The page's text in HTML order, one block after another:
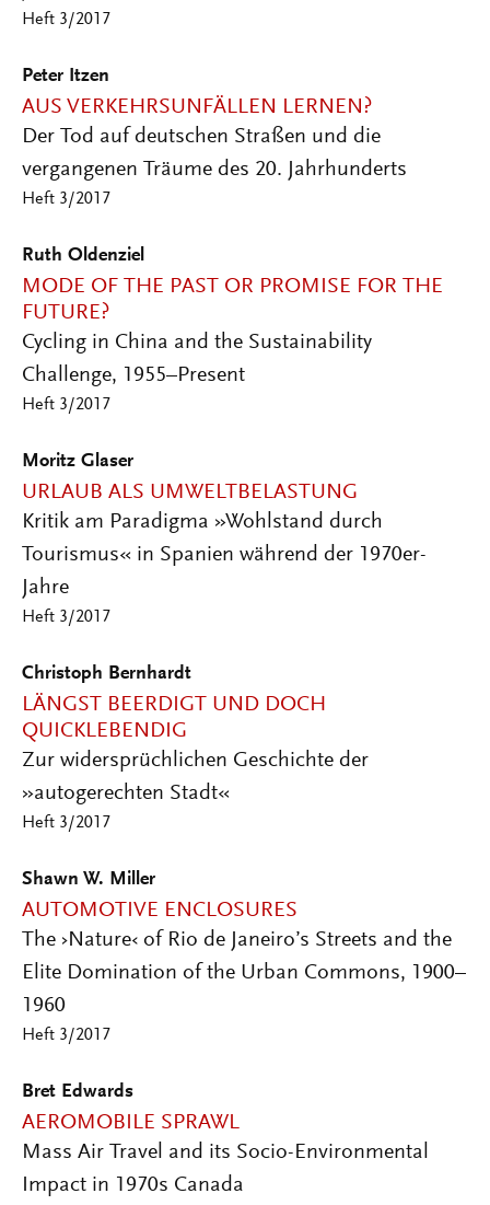
Heft 3/2017
Peter Itzen
AUS VERKEHRSUNFÄLLEN LERNEN?
Der Tod auf deutschen Straßen und die
vergangenen Träume des 20. Jahrhunderts
Heft 3/2017
Ruth Oldenziel
MODE OF THE PAST OR PROMISE FOR THE
FUTURE?
Cycling in China and the Sustainability
Challenge, 1955–Present
Heft 3/2017
Moritz Glaser
URLAUB ALS UMWELTBELASTUNG
Kritik am Paradigma »Wohlstand durch
Tourismus« in Spanien während der 1970er-
Jahre
Heft 3/2017
Christoph Bernhardt
LÄNGST BEERDIGT UND DOCH
QUICKLEBENDIG
Zur widersprüchlichen Geschichte der
»autogerechten Stadt«
Heft 3/2017
Shawn W. Miller
AUTOMOTIVE ENCLOSURES
The ›Nature‹ of Rio de Janeiro’s Streets and the
Elite Domination of the Urban Commons, 1900–
1960
Heft 3/2017
Bret Edwards
AEROMOBILE SPRAWL
Mass Air Travel and its Socio-Environmental
Impact in 1970s Canada